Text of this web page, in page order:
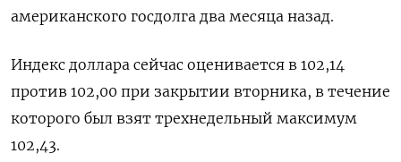
американского госдолга два месяца назад.
Индекс доллара сейчас оценивается в 102,14
против 102,00 при закрытии вторника, в течение
которого был взят трехнедельный максимум
102,43.